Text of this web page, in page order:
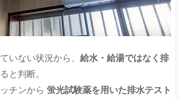
いない状況から、給水・給湯ではなく排
と判断。
チンから蛍光試験薬を用いた排水テスト